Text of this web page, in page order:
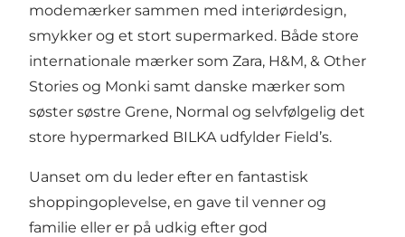
modemærker sammen med interiørdesign,
smykker og et stort supermarked. Både store
internationale mærker som Zara, H&M, & Other
Stories og Monki samt danske mærker som
søster søstre Grene, Normal og selvfølgelig det
store hypermarked BILKA udfylder Field’s.
Uanset om du leder efter en fantastisk
shoppingoplevelse, en gave til venner og
familie eller er på udkig efter god